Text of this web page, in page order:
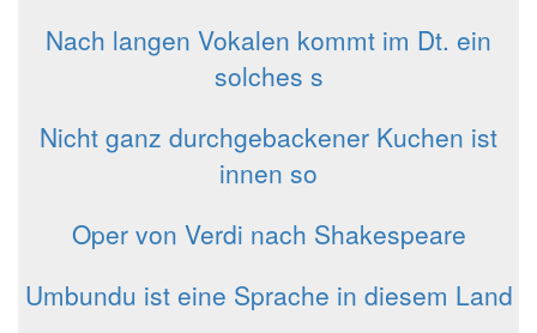
Nach langen Vokalen kommt im Dt. ein
solches s
Nicht ganz durchgebackener Kuchen ist
innen so
Oper von Verdi nach Shakespeare
Umbundu ist eine Sprache in diesem Land